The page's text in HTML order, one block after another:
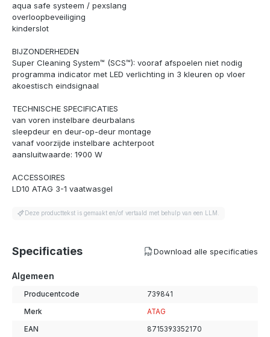
aqua safe systeem / pexslang
overloopbeveiliging
kinderslot
BIJZONDERHEDEN
Super Cleaning System™ (SCS™): vooraf afspoelen niet nodig
programma indicator met LED verlichting in 3 kleuren op vloer
akoestisch eindsignaal
TECHNISCHE SPECIFICATIES
van voren instelbare deurbalans
sleepdeur en deur-op-deur montage
vanaf voorzijde instelbare achterpoot
aansluitwaarde: 1900 W
ACCESSOIRES
LD10 ATAG 3-1 vaatwasgel
Deze producttekst is gemaakt en/of vertaald met behulp van een LLM.
Specificaties Download alle specificaties
Algemeen
Producentcode 739841
Merk ATAG
EAN 8715393352170